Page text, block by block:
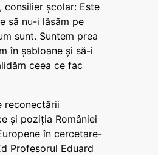
consilier școlar: Este
să nu-i lăsăm pe
sunt. Suntem prea
în șabloane și să-i
ceea ce fac
reconectării
și poziția României
în cercetare-
Profesorul Eduard